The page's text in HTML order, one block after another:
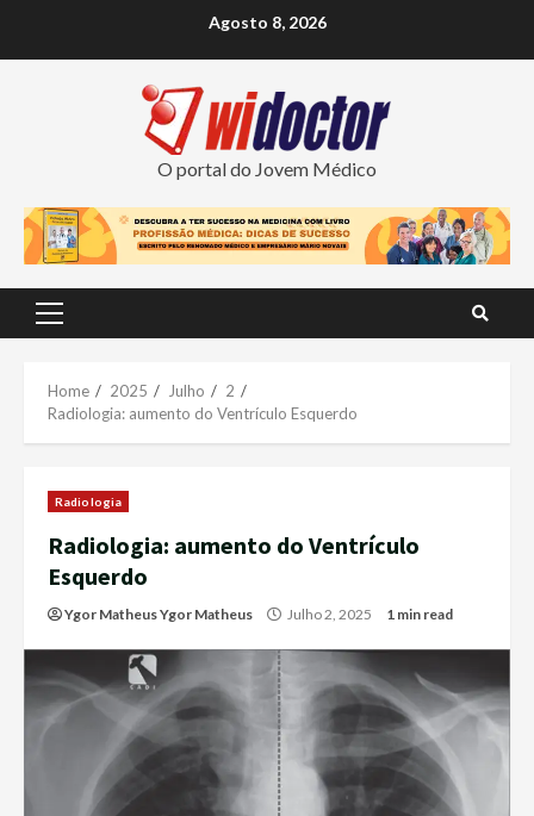
Agosto 8, 2026
O portal do Jovem Médico
Primary
Home 2025 Julho
2
Radiologia: aumento do Ventrículo Esquerdo
Radiologia
Radiologia: aumento do Ventrículo
Esquerdo
Ygor Matheus Ygor Matheus Julho 2, 2025 1 min read